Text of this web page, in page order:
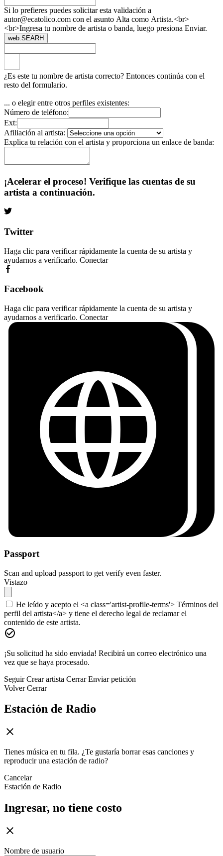
Si lo prefieres puedes solicitar esta validación a
autor@ecatolico.com con el asunto Alta como Artista.<br>
<br>Ingresa tu nombre de artista o banda, luego presiona Enviar.
web.SEARH
¿Es este tu nombre de artista correcto? Entonces continúa con el
resto del formulario.
... o elegir entre otros perfiles existentes:
Número de teléfono:
Ext:
Afiliación al artista:
Explica tu relación con el artista y proporciona un enlace de banda:
¡Acelerar el proceso! Verifique las cuentas de su
artista a continuación.
Twitter
Haga clic para verificar rápidamente la cuenta de su artista y
ayudarnos a verificarlo. Conectar
Facebook
Haga clic para verificar rápidamente la cuenta de su artista y
ayudarnos a verificarlo. Conectar
Passport
Scan and upload passport to get verify even faster.
Vistazo
He leído y acepto el <a class='artist-profile-terms'> Términos del
perfil del artista</a> y tiene el derecho legal de reclamar el
contenido de este artista.
¡Su solicitud ha sido enviada! Recibirá un correo electrónico una
vez que se haya procesado.
Seguir Crear artista Cerrar Enviar petición
Volver Cerrar
Estación de Radio
Tienes música en tu fila. ¿Te gustaría borrar esas canciones y
reproducir una estación de radio?
Cancelar
Estación de Radio
Ingresar, no tiene costo
Nombre de usuario